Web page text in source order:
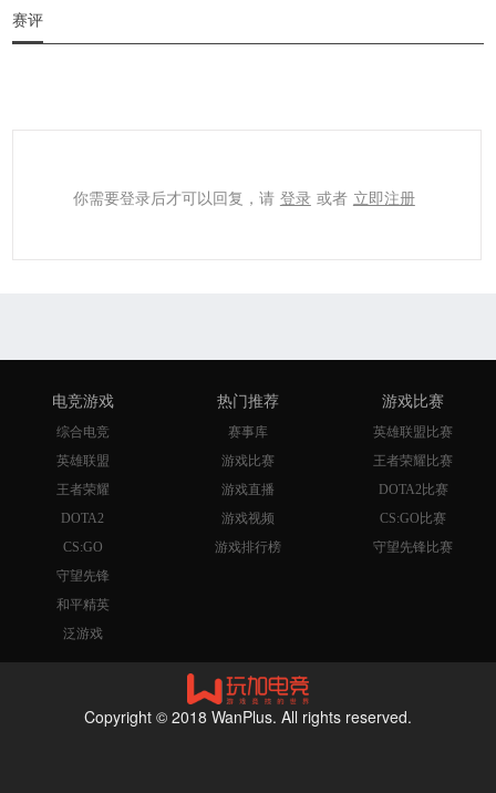
赛评
你需要登录后才可以回复，请 登录 或者 立即注册
电竞游戏
综合电竞
英雄联盟
王者荣耀
DOTA2
CS:GO
守望先锋
和平精英
泛游戏
热门推荐
赛事库
游戏比赛
游戏直播
游戏视频
游戏排行榜
游戏比赛
英雄联盟比赛
王者荣耀比赛
DOTA2比赛
CS:GO比赛
守望先锋比赛
Copyright © 2018 WanPlus. All rights reserved.